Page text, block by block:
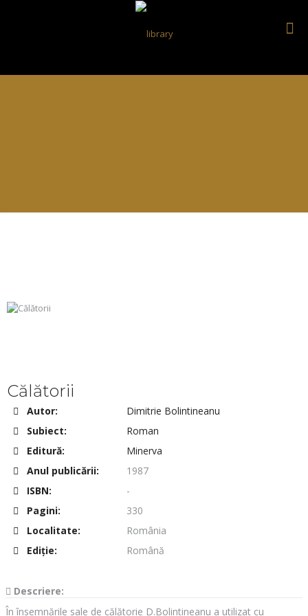
Călătorii
Autor:
Dimitrie Bolintineanu
Subiect:
Roman
Editură:
Minerva
Anul publicării:
1987
ISBN:
-
Pagini:
330
Localitate:
România
Ediţie:
Română
Descriere:
În însemnările sale de călătorie D.Bolintineanu a utilizat cu